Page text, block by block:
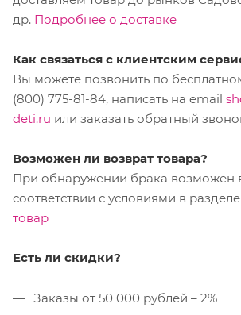
др. Подробнее о доставке
Как связаться с клиентским
Вы можете позвонить по
(800) 775-81-84, написать на email
deti.ru или заказать обратный
Возможен ли возврат товара?
При обнаружении брака возможен
соответствии с условиями в разделе
товар
Есть ли скидки?
Заказы от 50 000 рублей – 2%